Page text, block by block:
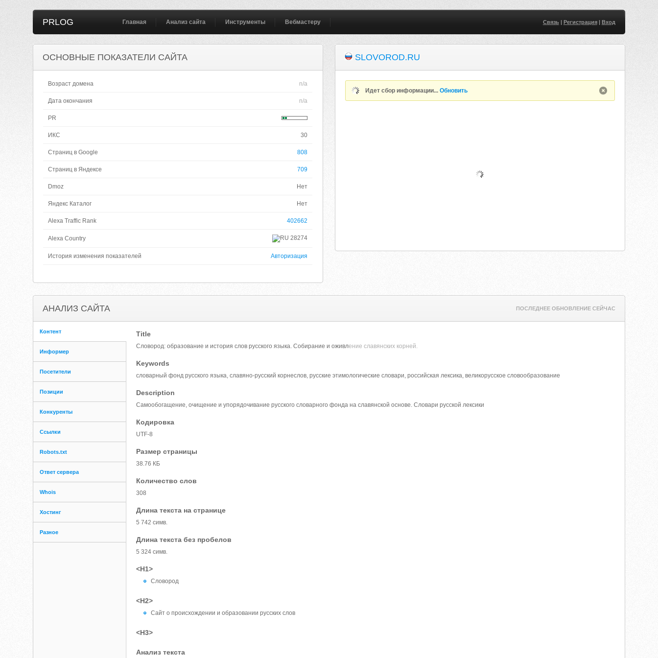
PRLOG Главная Анализ сайта Инструменты Вебмастеру Связь| Регистрация| Вход
ОСНОВНЫЕ ПОКАЗАТЕЛИ САЙТА
Возраст домена n/a
Дата окончания n/a
PR
ИКС 30
Страниц в Google 808
Страниц в Яндексе 709
Dmoz Нет
Яндекс Каталог Нет
Alexa Traffic Rank 402662
Alexa Country 28274
История изменения показателей Авторизация
SLOVOROD.RU
Идет сбор информации...Обновить
АНАЛИЗ САЙТА ПОСЛЕДНЕЕ ОБНОВЛЕНИЕ СЕЙЧАС
Контент
Информер
Посетители
Позиции
Конкуренты
Ссылки
Robots.txt
Ответ сервера
Whois
Хостинг
Разное
Title
Словород: образование и история слов русского языка. Собирание и оживление славянских корней.
Keywords
словарный фонд русского языка, славяно-русский корнеслов, русские этимологические словари, российская лексика, великорусское словообразование
Description
Самообогащение, очищение и упорядочивание русского словарного фонда на славянской основе. Словари русской лексики
Кодировка
UTF-8
Размер страницы
38.76 КБ
Количество слов
308
Длина текста на странице
5 742 симв.
Длина текста без пробелов
5 324 симв.
<H1>
Словород
<H2>
Сайт о происхождении и образовании русских слов
<H3>
Анализ текста